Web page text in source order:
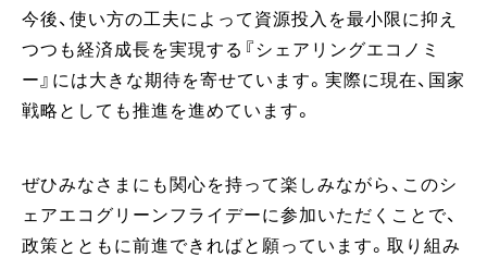
今後、使い方の工夫によって資源投入を最小限に抑え
つつも経済成長を実現する『シェアリングエコノミ
ー』には大きな期待を寄せています。実際に現在、国家
戦略としても推進を進めています。
ぜひみなさまにも関心を持って楽しみながら、このシ
ェアエコグリーンフライデーに参加いただくことで、
政策とともに前進できればと願っています。取り組み